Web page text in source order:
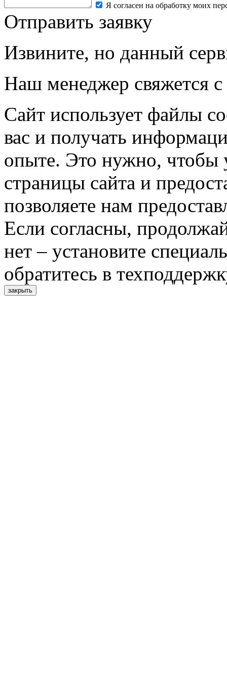
Я согласен на обработку моих
Отправить заявку
Извините, но данный
Наш менеджер свяжется
Сайт использует файлы
вас и получать
опыте. Это нужно, чтобы
страницы сайта и
позволяете нам
Если согласны,
нет – установите
обратитесь в
закрыть